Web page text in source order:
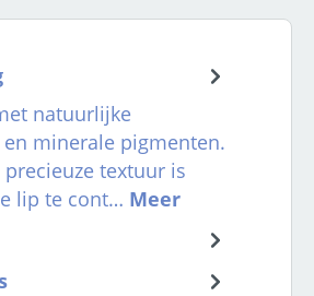
natuurlijke
minerale pigmenten.
precieuze textuur is
lip te cont… Meer